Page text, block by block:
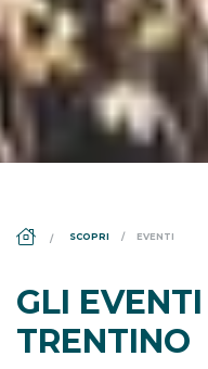
SCOPRI EVENTI
GLI
TRENTINO